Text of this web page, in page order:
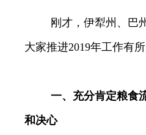
刚才， 伊犁州、巴
大家推进2019年工作有所
一、充分肯定粮食
和决心